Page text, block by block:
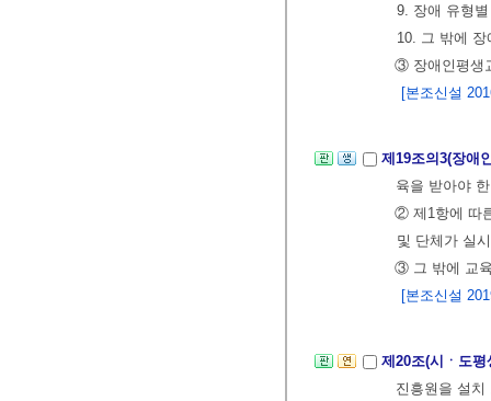
9. 장애 유형
10. 그 밖에
③ 장애인평생
[본조신설
제19조의3(장애
육을 받아야
② 제1항에 따
및 단체가 실
③ 그 밖에 교
[본조신설
제20조(시ㆍ도
진흥원을 설